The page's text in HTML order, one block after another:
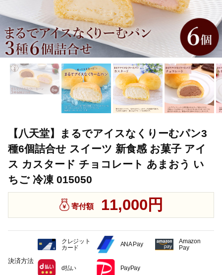
【八天堂】まるでアイスなくりーむパン3
種6個詰合せ スイーツ 新食感 お菓子 アイ
ス カスタード チョコレート あまおう い
ちご 冷凍 015050
寄付額 11,000円
決済方法
クレジット
カード
ANA Pay
Amazon
Pay
d払い PayPay